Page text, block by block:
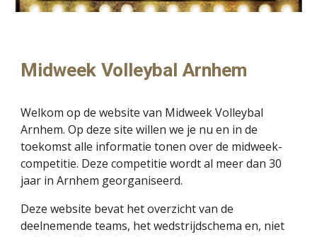
Midweek Volleybal Arnhem
Welkom op de website van Midweek Volleybal
Arnhem. Op deze site willen we je nu en in de
toekomst alle informatie tonen over de midweek-
competitie. Deze competitie wordt al meer dan 30
jaar in Arnhem georganiseerd.
Deze website bevat het overzicht van de
deelnemende teams, het wedstrijdschema en, niet